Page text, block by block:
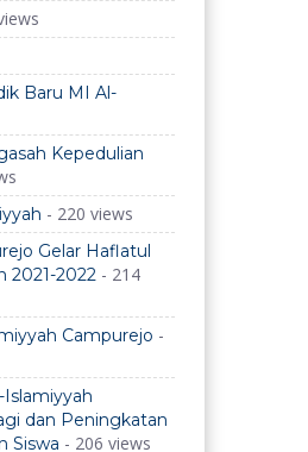
Baru MI Al-
Kepedulian
- 220 views
Gelar Haflatul
2021-2022 - 214
Campurejo -
dan Peningkatan
Siswa - 206 views